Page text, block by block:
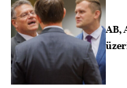
AB,